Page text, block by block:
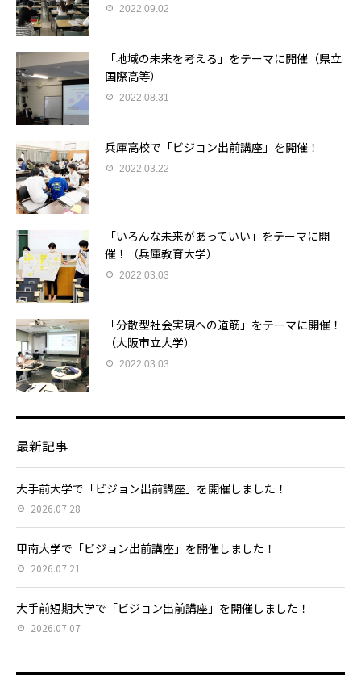
2022.09.02
「地域の未来を考える」をテーマに開催（県立
国際高等）
2022.08.31
兵庫高校で「ビジョン出前講座」を開催！
2022.03.22
「いろんな未来があっていい」をテーマに開
催！（兵庫教育大学）
2022.03.03
「分散型社会実現への道筋」をテーマに開催！
（大阪市立大学）
2022.03.03
最新記事
大手前大学で「ビジョン出前講座」を開催しました！
2026.07.28
甲南大学で「ビジョン出前講座」を開催しました！
2026.07.21
大手前短期大学で「ビジョン出前講座」を開催しました！
2026.07.07